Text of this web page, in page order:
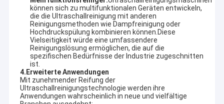
können sich zu multifunktionalen Geräten entwickeln,
die die Ultraschallreinigung mit anderen
Reinigungsmethoden wie Dampfreinigung oder
Hochdruckspülung kombinieren können.Diese
Vielseitigkeit würde eine umfassendere
Reinigungslösung ermöglichen, die auf die
spezifischen Bedürfnisse der Industrie zugeschnitten
ist.
4. Erweiterte Anwendungen
Mit zunehmender Reifung der
Ultraschallreinigungstechnologie werden ihre
Anwendungen wahrscheinlich in neue und vielfältige